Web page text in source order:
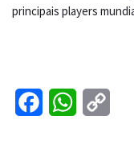
principais players